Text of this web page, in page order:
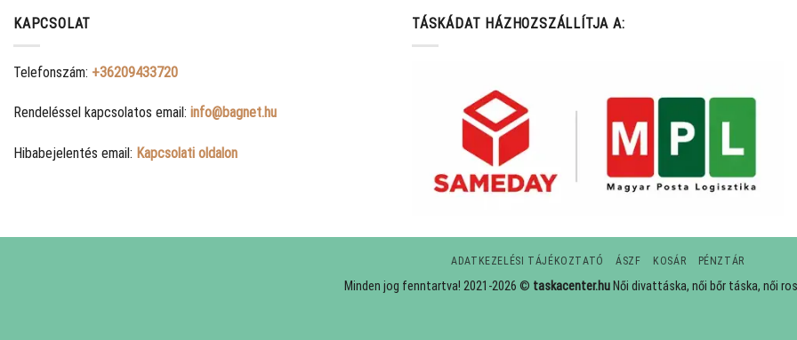
KAPCSOLAT
Telefonszám: +36209433720
Rendeléssel kapcsolatos email: info@bagnet.hu
Hibabejelentés email: Kapcsolati oldalon
TÁSKÁDAT HÁZHOZSZÁLLÍTJA A:
ADATKEZELÉSI TÁJÉKOZTATÓ ÁSZF KOSÁR PÉNZTÁR
Minden jog fenntartva! 2021-2026 © taskacenter.huNői divattáska, női bőr táska, női